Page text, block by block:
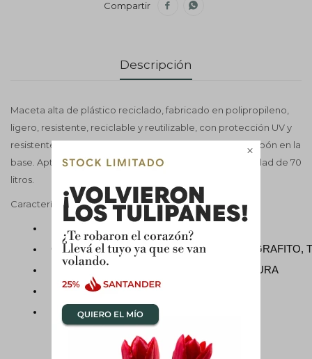

 
Descripción
Maceta alta de plástico reciclado, fabricado en polipropileno,
ligero, resistente, reciclable y reutilizable, con protección UV y
resistente a las heladas. Incluye orificios de drenaje y tapón en la
base. Apto para interiores y exteriores, con una capacidad de 70
litros.
Características
Material: PLÁSTICO RECICLADO
Color: A ELECCIÓN GRIS, BLANCO, GRIS GRAFITO,
Medidas: 50 CM DE BOCA Y 56 CM DE ALTURA
Uso: Interior y exterior
Incluye drenaje: Sí